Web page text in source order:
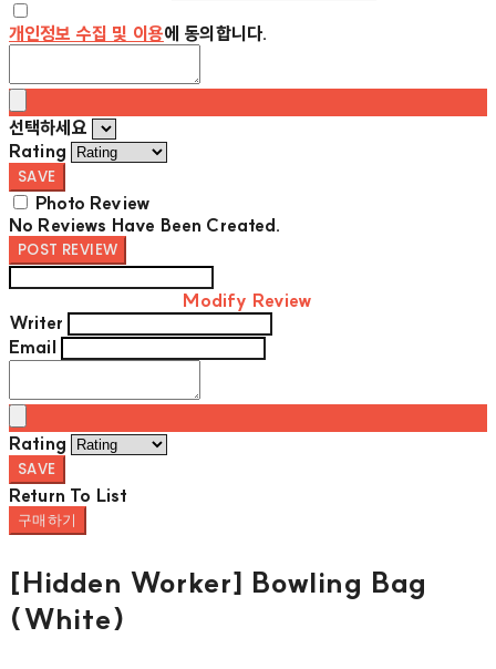
개인정보 수집 및 이용에 동의합니다.
선택하세요
Rating
SAVE
Photo Review
No Reviews Have Been Created.
POST REVIEW
Modify Review
Writer
Email
Rating
SAVE
Return To List
구매하기
[Hidden Worker] Bowling Bag
(White)